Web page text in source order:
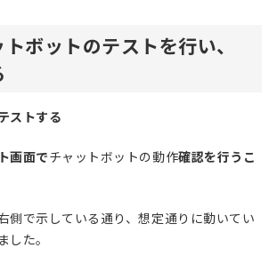
ボットのテストを行い、
ストする
画面でチャットボットの動作確認を行うこ
側で示している通り、想定通りに動いてい
した。